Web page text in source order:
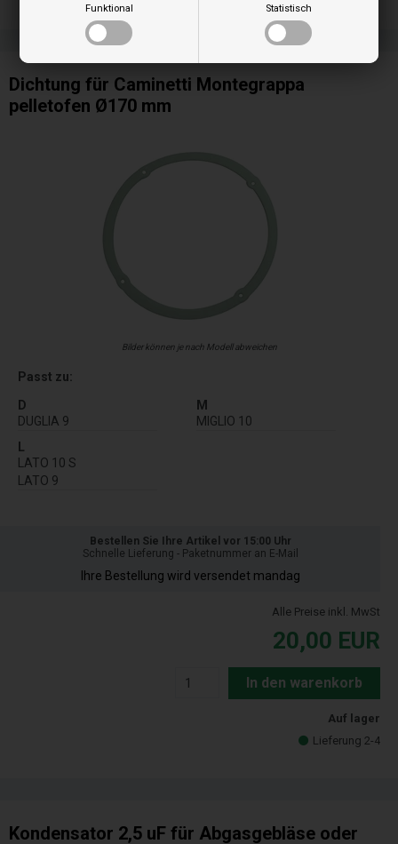
Funktional Statistisch
Dichtung für Caminetti Montegrappa
pelletofen Ø170 mm
Bilder können je nach Modell abweichen
Passt zu:
D
DUGLIA 9
L
LATO 10 S
LATO 9
M
MIGLIO 10
Bestellen Sie Ihre Artikel vor 15:00 Uhr
Schnelle Lieferung - Paketnummer an E-Mail
Ihre Bestellung wird versendet mandag
Alle Preise inkl. MwSt
20,00 EUR
In den warenkorb
Auf lager
Lieferung 2-4
Kondensator 2,5 uF für Abgasgebläse oder